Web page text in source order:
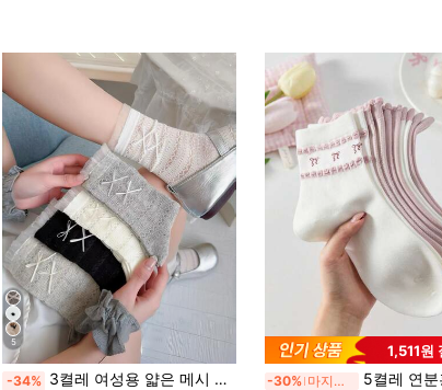
5
-34% 3켤레 여성용 얇은 메시 나비매듭 노트 물방울 무늬 양말, 통기성 롤드 커프 한국 스타일 여름용 중간 종아리 양말
1,511원
-30% 마지막 3일 5켤레 연분홍 & 크림 화이트 레이스 트림 리본 중목 양말, 부드러운 한국 스타일 얇고 통기성